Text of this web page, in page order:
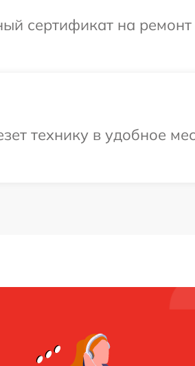
сертификат на ремонт
технику в удобное